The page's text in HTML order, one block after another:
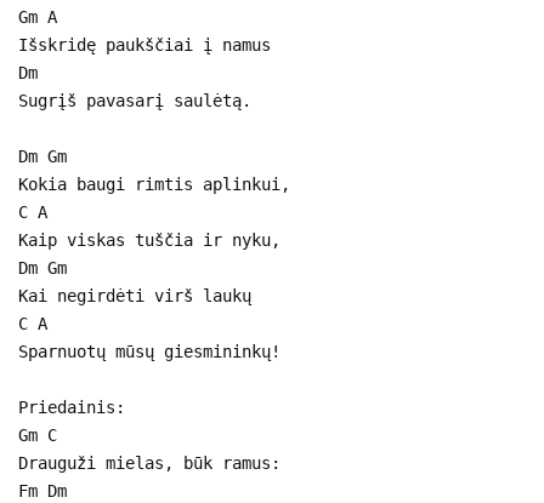
Gm A
Išskridę paukščiai į namus
Dm
Sugrįš pavasarį saulėtą.
Dm Gm
Kokia baugi rimtis aplinkui,
C A
Kaip viskas tuščia ir nyku,
Dm Gm
Kai negirdėti virš laukų
C A
Sparnuotų mūsų giesmininkų!
Priedainis:
Gm C
Drauguži mielas, būk ramus:
Fm Dm